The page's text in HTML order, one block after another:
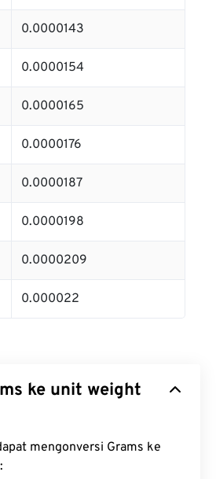
0.0000143
0.0000154
0.0000165
0.0000176
0.0000187
0.0000198
0.0000209
0.000022
ke unit weight
mengonversi Grams ke